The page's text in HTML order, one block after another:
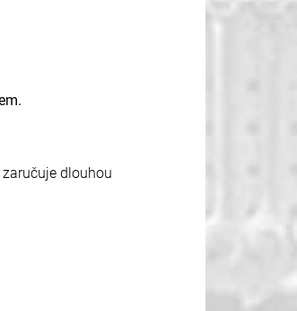
dlouhou